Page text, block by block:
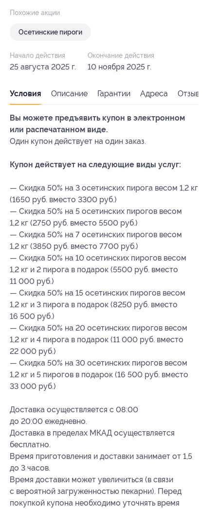
Похожие акции
Осетинские пироги
Начало действия
25 августа 2025 г.
Окончание действия
10 ноября 2025 г.
Условия Описание Гарантии Адреса Отзывы
Вы можете предъявить купон в электронном
или распечатанном виде.
Один купон действует на один заказ.
Купон действует на следующие виды услуг:
— Скидка 50% на 3 осетинских пирога весом 1,2 кг
(1650 руб. вместо 3300 руб.)
— Скидка 50% на 5 осетинских пирогов весом
1,2 кг (2750 руб. вместо 5500 руб.)
— Скидка 50% на 7 осетинских пирогов весом
1,2 кг (3850 руб. вместо 7700 руб.)
— Скидка 50% на 10 осетинских пирогов весом
1,2 кг и 2 пирога в подарок (5500 руб. вместо
11 000 руб.)
— Скидка 50% на 15 осетинских пирогов весом
1,2 кг и 3 пирога в подарок (8250 руб. вместо
16 500 руб.)
— Скидка 50% на 20 осетинских пирогов весом
1,2 кг и 4 пирога в подарок (11 000 руб. вместо
22 000 руб.)
— Скидка 50% на 30 осетинских пирогов весом
1,2 кг и 5 пирогов в подарок (16 500 руб. вместо
33 000 руб.)
Доставка осуществляется с 08:00
до 20:00 ежедневно.
Доставка в пределах МКАД осуществляется
бесплатно.
Время приготовления и доставки занимает от 1,5
до 3 часов.
Время доставки может увеличиться (в связи
с вероятной загруженностью пекарни). Перед
покупкой купона необходимо уточнять время